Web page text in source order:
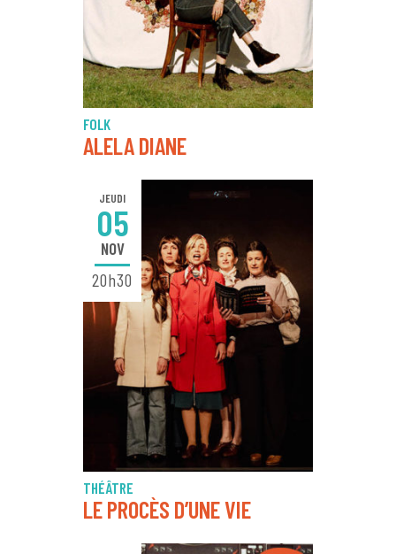
FOLK
ALELA DIANE
JEUDI
05
NOV
20h30
THÉÂTRE
LE PROCÈS D’UNE VIE